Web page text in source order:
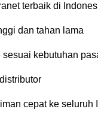
terbaik di
dan tahan lama
kebutuhan
cepat ke seluruh